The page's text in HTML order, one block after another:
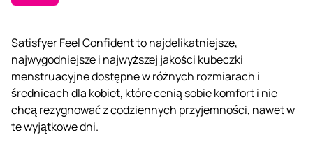
Satisfyer Feel Confident to najdelikatniejsze,
najwygodniejsze i najwyższej jakości kubeczki
menstruacyjne dostępne w różnych rozmiarach i
średnicach dla kobiet, które cenią sobie komfort i nie
chcą rezygnować z codziennych przyjemności, nawet w
te wyjątkowe dni.